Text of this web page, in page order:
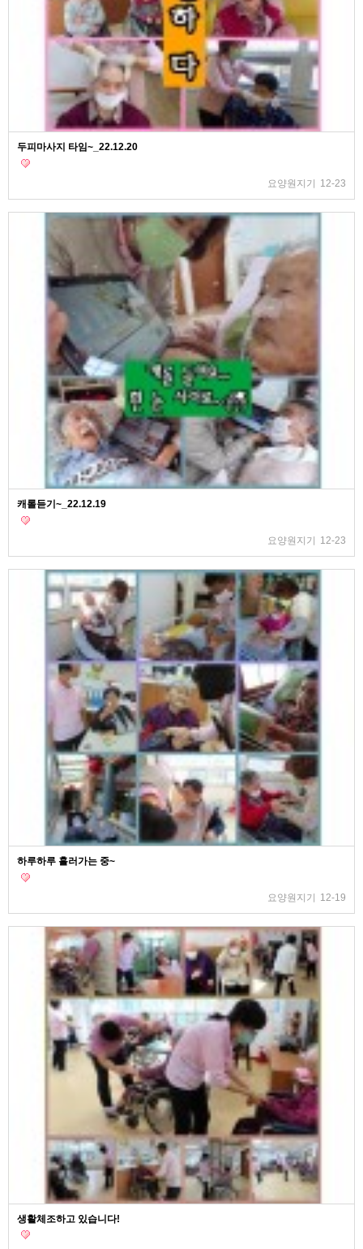
두피마사지 타임~_22.12.20
요양원지기 12-23
캐롤듣기~_22.12.19
요양원지기 12-23
하루하루 흘러가는 중~
요양원지기 12-19
생활체조하고 있습니다!